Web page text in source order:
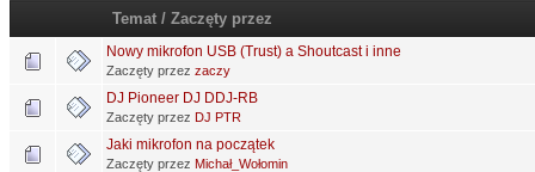
Temat /Zaczęty przez
Nowy mikrofon USB (Trust) a Shoutcast i inne
Zaczęty przez zaczy
DJ Pioneer DJ DDJ-RB
Zaczęty przez DJ PTR
Jaki mikrofon na początek
Zaczęty przez Michał_Wołomin